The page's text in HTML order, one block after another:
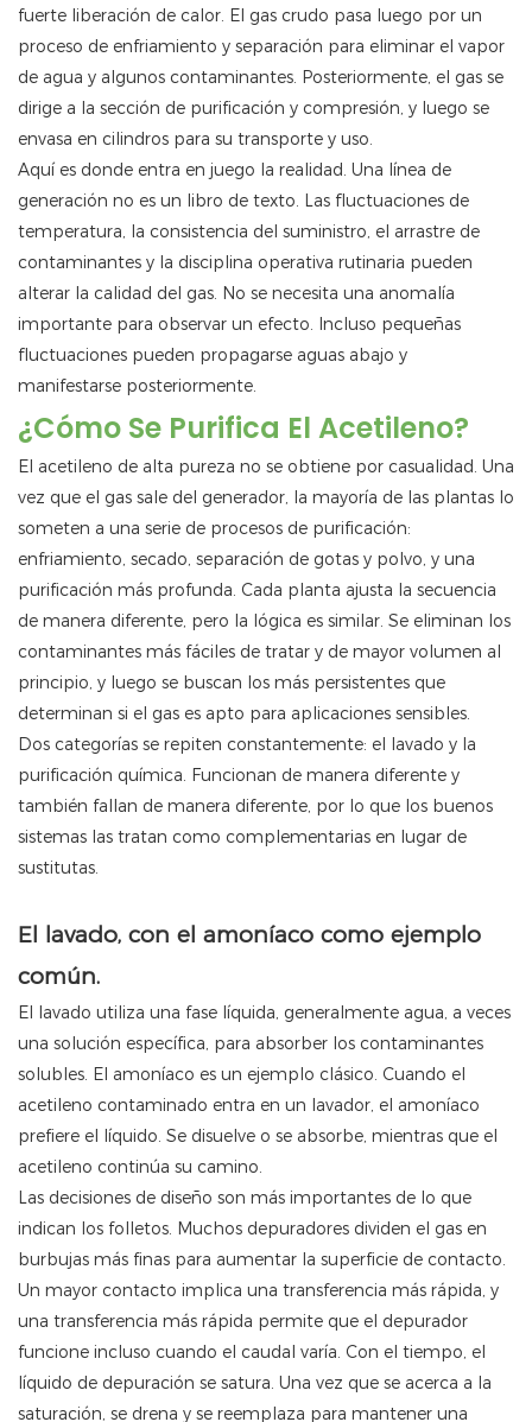
fuerte liberación de calor. El gas crudo pasa luego por un
proceso de enfriamiento y separación para eliminar el vapor
de agua y algunos contaminantes. Posteriormente, el gas se
dirige a la sección de purificación y compresión, y luego se
envasa en cilindros para su transporte y uso.
Aquí es donde entra en juego la realidad. Una línea de
generación no es un libro de texto. Las fluctuaciones de
temperatura, la consistencia del suministro, el arrastre de
contaminantes y la disciplina operativa rutinaria pueden
alterar la calidad del gas. No se necesita una anomalía
importante para observar un efecto. Incluso pequeñas
fluctuaciones pueden propagarse aguas abajo y
manifestarse posteriormente.
¿Cómo Se Purifica El Acetileno?
El acetileno de alta pureza no se obtiene por casualidad. Una
vez que el gas sale del generador, la mayoría de las plantas lo
someten a una serie de procesos de purificación:
enfriamiento, secado, separación de gotas y polvo, y una
purificación más profunda. Cada planta ajusta la secuencia
de manera diferente, pero la lógica es similar. Se eliminan los
contaminantes más fáciles de tratar y de mayor volumen al
principio, y luego se buscan los más persistentes que
determinan si el gas es apto para aplicaciones sensibles.
Dos categorías se repiten constantemente: el lavado y la
purificación química. Funcionan de manera diferente y
también fallan de manera diferente, por lo que los buenos
sistemas las tratan como complementarias en lugar de
sustitutas.
El lavado, con el amoníaco como ejemplo
común.
El lavado utiliza una fase líquida, generalmente agua, a veces
una solución específica, para absorber los contaminantes
solubles. El amoníaco es un ejemplo clásico. Cuando el
acetileno contaminado entra en un lavador, el amoníaco
prefiere el líquido. Se disuelve o se absorbe, mientras que el
acetileno continúa su camino.
Las decisiones de diseño son más importantes de lo que
indican los folletos. Muchos depuradores dividen el gas en
burbujas más finas para aumentar la superficie de contacto.
Un mayor contacto implica una transferencia más rápida, y
una transferencia más rápida permite que el depurador
funcione incluso cuando el caudal varía. Con el tiempo, el
líquido de depuración se satura. Una vez que se acerca a la
saturación, se drena y se reemplaza para mantener una